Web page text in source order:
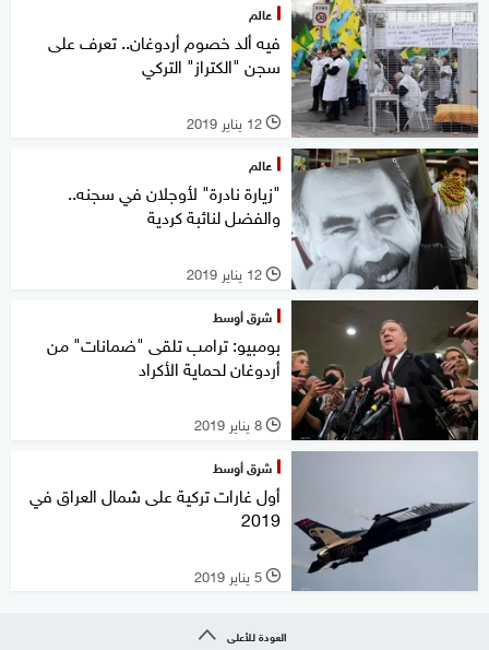
عالم
فيه ألد خصوم أردوغان.. تعرف على
سجن "الكتراز" التركي
l 12 يناير 2019
عالم
"زيارة نادرة" لأوجلان في سجنه..
والفضل لنائبة كردية
l 12 يناير 2019
شرق أوسط
بومبيو: ترامب تلقى "ضمانات" من
أردوغان لحماية الأكراد
l 8 يناير 2019
شرق أوسط
أول غارات تركية على شمال العراق في
2019
l 5 يناير 2019
العودة للأعلى